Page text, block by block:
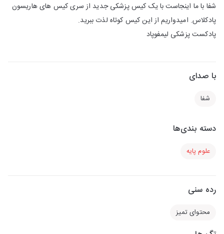
شفا با ما اینجاست با یک کیس پزشکی جدید از سری کیس های هاریسون
پادکلاس. امیدواریم از این کیس کوتاه لذت ببرید.
پادکست پزشکی لیمفوپاد
با صدای
شفا
دسته بندی‌ها
علوم پایه
رده سنی
محتوای تمیز